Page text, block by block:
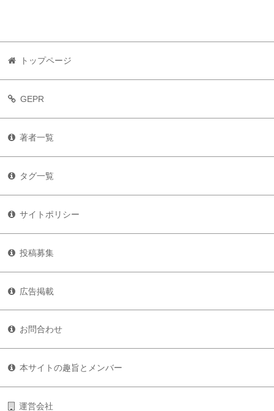
トップページ
GEPR
著者一覧
タグ一覧
サイトポリシー
投稿募集
広告掲載
お問合わせ
本サイトの趣旨とメンバー
運営会社